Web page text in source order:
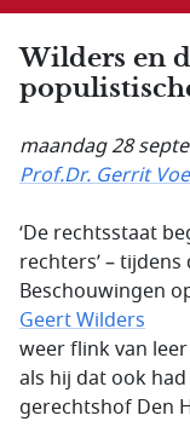
Wilders en
maandag 28
Prof.Dr. Gerrit
‘De rechtsstaat
rechters’ –
Beschouwingen
Geert Wilders
weer flink van
als hij dat ook
gerechtshof Den